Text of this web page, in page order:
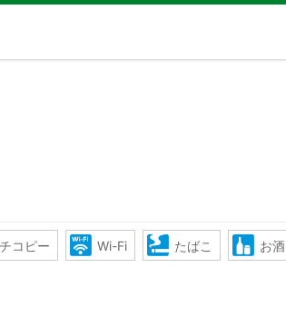
コピー Wi-Fi たばこ お酒